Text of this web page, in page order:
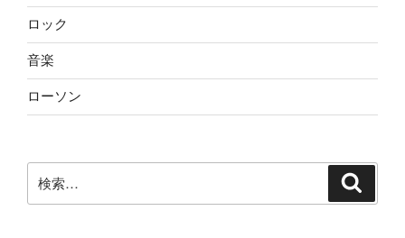
ロック
音楽
ローソン
索: